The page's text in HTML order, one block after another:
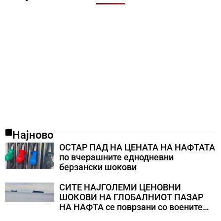
Најново
ОСТАР ПАД НА ЦЕНАТА НА НАФТАТА
по вчерашните еднодневни
берзански шокови
СИТЕ НАЈГОЛЕМИ ЦЕНОВНИ
ШОКОВИ НА ГЛОБАЛНИОТ ПАЗАР
НА НАФТА се поврзани со воените